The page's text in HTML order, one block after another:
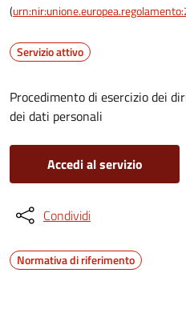
(
Servizio attivo
Procedimento di esercizio dei
dei dati personali
Accedi al servizio
Condividi
Normativa di riferimento